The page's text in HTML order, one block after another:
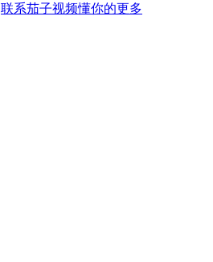
联系茄子视频懂你的更多